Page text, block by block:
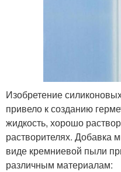
Изобретение
привело к созданию
жидкость, хорошо
растворителях. Добавка
виде кремниевой пыли
различным материалам: